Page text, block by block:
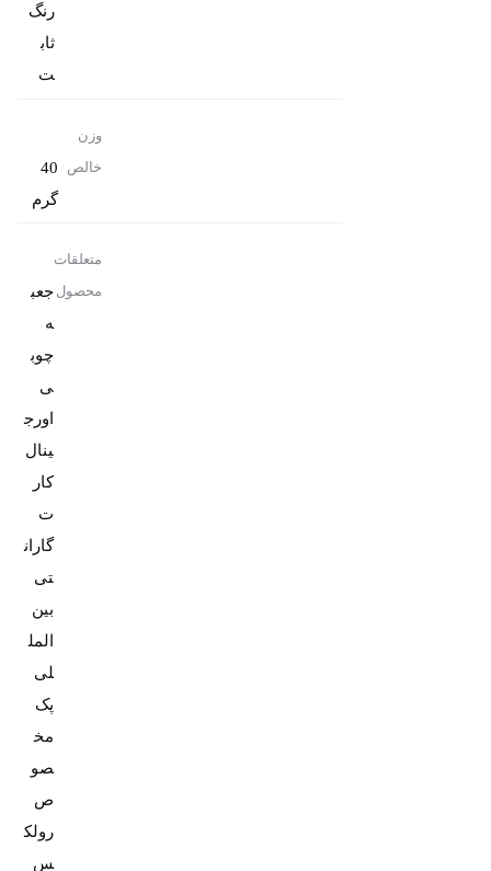
رنگ
ثاب
ت
وزن
خالص
40
گرم
متعلقات
محصول جعب
ه
چوب
ی
اورج
کار
ت
گاران
تی
بین
المل
پک
مخ
صو
ص
رولک